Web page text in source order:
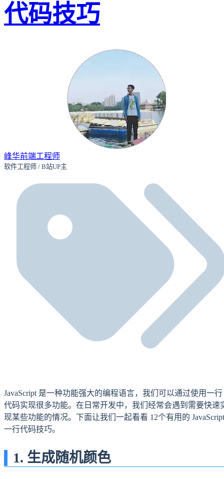
代码技巧
峰华前端工程师
软件工程师 / B站UP主
JavaScript 是一种功能强大的编程语言，我们可以通过使用一行
代码实现很多功能。在日常开发中，我们经常会遇到需要快速
现某些功能的情况。下面让我们一起看看 12个有用的 JavaScript
一行代码技巧。
1. 生成随机颜色